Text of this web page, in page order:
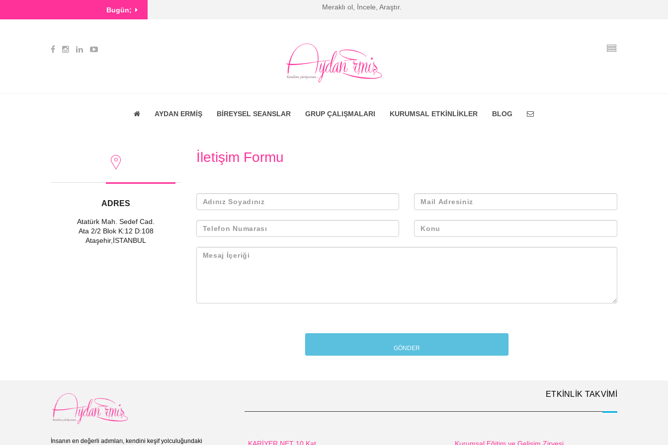
Bugün; Meraklı ol, İncele, Araştır.
AYDAN ERMİŞ BİREYSEL SEANSLAR GRUP ÇALIŞMALARI KURUMSAL ETKİNLİKLER BLOG
ADRES
Atatürk Mah. Sedef Cad.
Ata 2/2 Blok K:12 D:108
Ataşehir,İSTANBUL
İletişim Formu
İnsanın en değerli adımları, kendini keşif yolculuğundaki
ETKİNLİK TAKVİMİ